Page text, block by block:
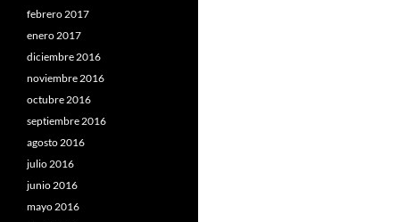
febrero 2017
enero 2017
diciembre 2016
noviembre 2016
octubre 2016
septiembre 2016
agosto 2016
julio 2016
junio 2016
mayo 2016